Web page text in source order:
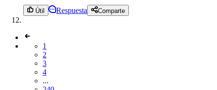
Útil Respuesta Comparte
1
2
3
4
...